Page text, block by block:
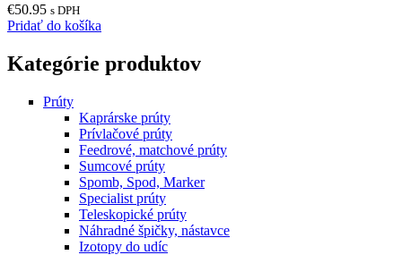
€50.95 s DPH
Pridať do košíka
Kategórie produktov
Prúty
Kaprárske prúty
Prívlačové prúty
Feedrové, matchové prúty
Sumcové prúty
Spomb, Spod, Marker
Specialist prúty
Teleskopické prúty
Náhradné špičky, nástavce
Izotopy do udíc